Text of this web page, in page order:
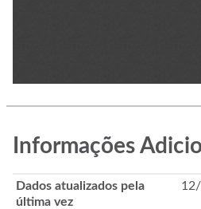
Informações
Dados atualizados pela
última vez